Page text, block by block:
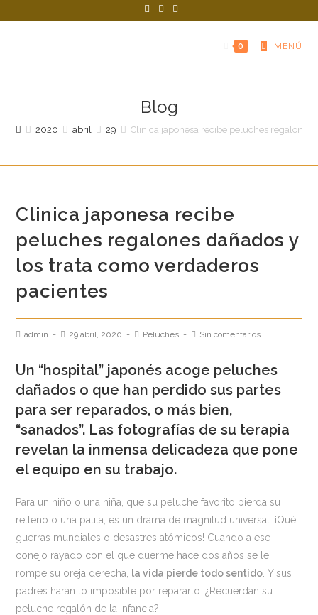
0 MENÚ
Blog
2020 abril 29 Clinica japonesa recibe peluches
Clinica japonesa recibe
peluches regalones dañados y
los trata como verdaderos
pacientes
admin 29 abril, 2020 Peluches Sin comentarios
Un “hospital” japonés acoge peluches
dañados o que han perdido sus partes
para ser reparados, o más bien,
“sanados”. Las fotografías de su terapia
revelan la inmensa delicadeza que pone
el equipo en su trabajo.
Para un niño o una niña, que su peluche favorito pierda su
relleno o una patita, es un drama de magnitud universal. ¡Qué
guerras mundiales o desastres atómicos! Cuando a ese
conejo rayado con el que duerme hace dos años se le
rompe su oreja derecha, la vida pierde todo sentido . Y sus
padres harán lo imposible por repararlo. ¿Recuerdan su
peluche regalón de la infancia?